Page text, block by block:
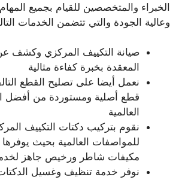
الخبراء والمتخصصين للقيام بجميع
وعالية الجودة والتي تتضمن الخدمات
صيانة التكييف المركزي وكشف
المعقدة بخبرة كفاءة مثالية
نعمل أيضا على تصليح القطع
قطع أصلية ومستوردة من أفضل
العالمية
نقوم بتركيب دكتات التكييف
للمواصفات العالمية بحيث
مكيفات شاطر ورخيص جاهز
نوفر خدمة تنظيف وغسيل الدكتات